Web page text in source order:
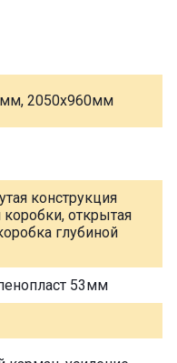
2050х960мм
конструкция
коробки, открытая
глубиной
53мм